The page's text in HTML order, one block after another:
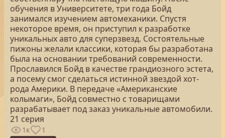
обучения в Университете, три года Бойд
занимался изучением автомеханики. Спустя
некоторое время, он приступил к разработке
уникальных авто для суперзвезд. Состоятельные
пижоны желали классики, которая бы разработана
была на основании требований современности.
Прославился Бойд в качестве грандиозного эстета,
а посему смог сделаться истинной звездой хот-
рода Америки. В передаче «Американские
колымаги», Бойд совместно с товарищами
разрабатывает под заказ уникальные автомобили.
21 серия
1к 1